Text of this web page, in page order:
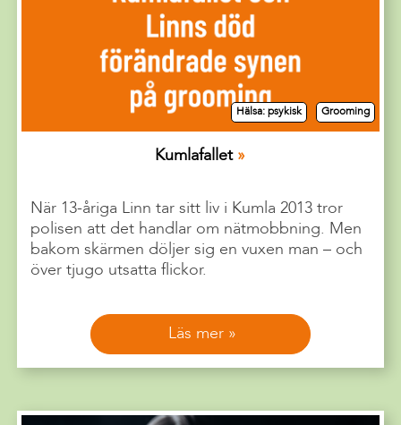
Grooming
Hälsa: psykisk
Kumlafallet
När 13-åriga Linn tar sitt liv i Kumla 2013 tror
polisen att det handlar om nätmobbning. Men
bakom skärmen döljer sig en vuxen man – och
över tjugo utsatta flickor.
Läs mer